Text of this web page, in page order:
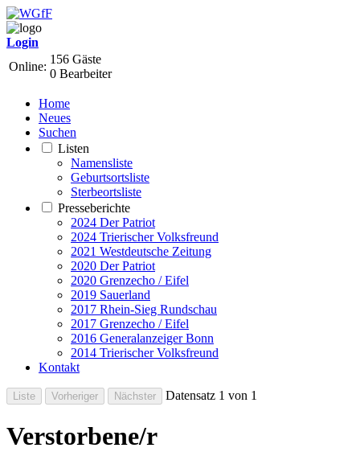
Login
Online:
156 Gäste
0 Bearbeiter
Home
Neues
Suchen
Listen
Namensliste
Geburtsortsliste
Sterbeortsliste
Presseberichte
2024 Der Patriot
2024 Trierischer Volksfreund
2021 Westdeutsche Zeitung
2020 Der Patriot
2020 Grenzecho / Eifel
2019 Sauerland
2017 Rhein-Sieg Rundschau
2017 Grenzecho / Eifel
2016 Generalanzeiger Bonn
2014 Trierischer Volksfreund
Kontakt
Datensatz 1 von 1
Verstorbene/r